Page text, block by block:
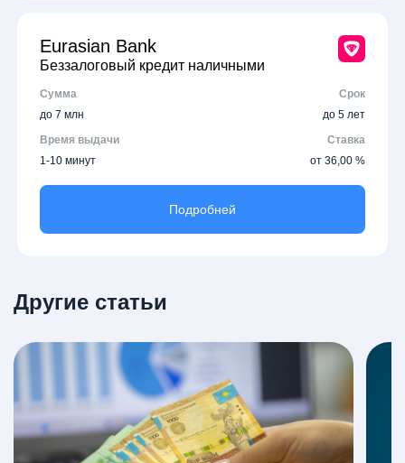
Eurasian Bank
Беззалоговый кредит наличными
Сумма
Срок
до 7 млн
до 5 лет
Время выдачи
Ставка
1-10 минут
от 36,00 %
Подробней
Другие статьи